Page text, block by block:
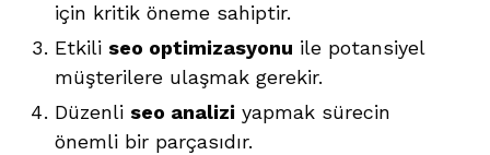
için kritik öneme sahiptir.
Etkili seo optimizasyonu ile potansiyel
müşterilere ulaşmak gerekir.
Düzenli seo analizi yapmak sürecin
önemli bir parçasıdır.